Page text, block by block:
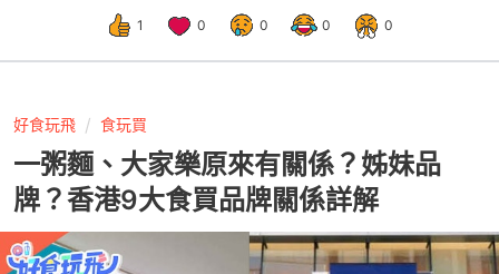
1 0 0 0 0
好食玩飛 食玩買
一粥麵、大家樂原來有關係？姊妹品
牌？香港9大食買品牌關係詳解